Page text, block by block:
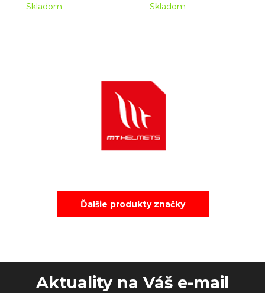
Skladom Skladom
Ďalšie produkty značky
Aktuality na Váš e-mail